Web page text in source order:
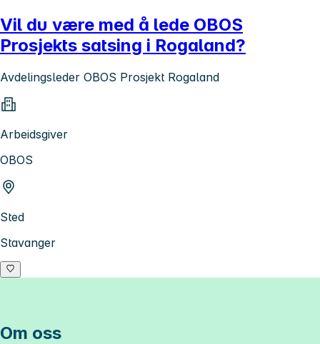
Vil du være med å lede OBOS
Prosjekts satsing i Rogaland?
Avdelingsleder OBOS Prosjekt Rogaland
Arbeidsgiver
OBOS
Sted
Stavanger
Om oss